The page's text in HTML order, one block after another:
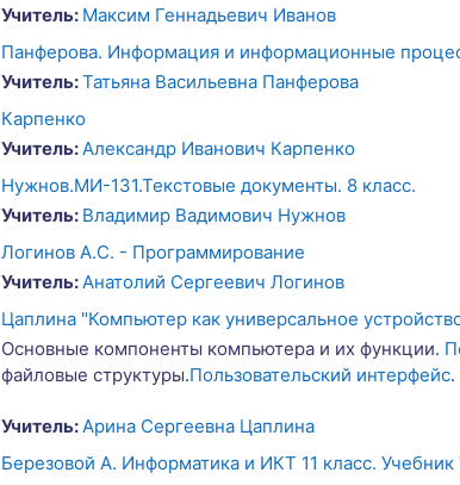
Учитель: Максим Геннадьевич Иванов
Панферова. Информация и информационные
Учитель:Татьяна Васильевна Панферова
Карпенко
Учитель: Александр Иванович Карпенко
Нужнов.МИ-131.Текстовые документы. 8 класс.
Учитель: Владимир Вадимович Нужнов
Логинов А.С. - Программирование
Учитель: Анатолий Сергеевич Логинов
Цаплина "Компьютер как универсальное
Основные компоненты компьютера и их функции.
файловые структуры.Пользовательский интерфейс.
Учитель: Арина Сергеевна Цаплина
Березовой А. Информатика и ИКТ 11 класс.